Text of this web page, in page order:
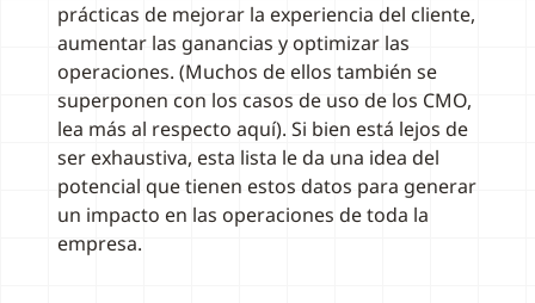
prácticas de mejorar la experiencia del cliente,
aumentar las ganancias y optimizar las
operaciones. (Muchos de ellos también se
superponen con los casos de uso de los CMO,
lea más al respecto aquí). Si bien está lejos de
ser exhaustiva, esta lista le da una idea del
potencial que tienen estos datos para generar
un impacto en las operaciones de toda la
empresa.